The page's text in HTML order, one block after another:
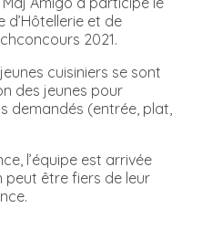
d’Hôtellerie et de
2021.
cuisiniers se sont
des jeunes pour
demandés (entrée, plat,
l’équipe est arrivée
peut être fiers de leur